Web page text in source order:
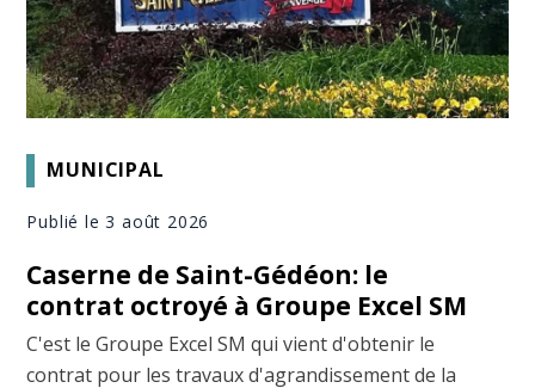
MUNICIPAL
Publié le 3 août 2026
Caserne de Saint-Gédéon: le
contrat octroyé à Groupe Excel SM
C'est le Groupe Excel SM qui vient d'obtenir le
contrat pour les travaux d'agrandissement de la